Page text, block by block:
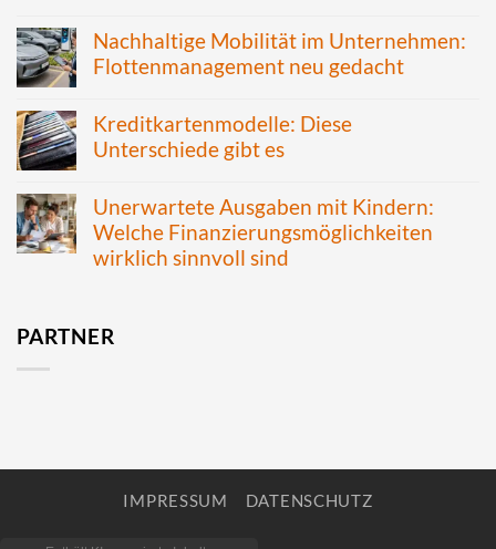
Nachhaltige Mobilität im Unternehmen:
Flottenmanagement neu gedacht
Kreditkartenmodelle: Diese
Unterschiede gibt es
Unerwartete Ausgaben mit Kindern:
Welche Finanzierungsmöglichkeiten
wirklich sinnvoll sind
PARTNER
IMPRESSUM DATENSCHUTZ